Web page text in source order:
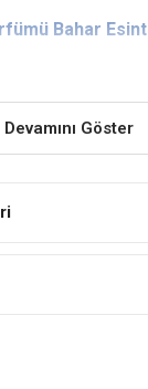
Bahar
Devamını Göster